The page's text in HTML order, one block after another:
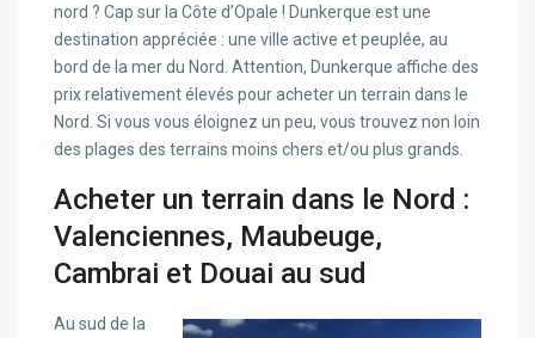
nord ? Cap sur la Côte d’Opale ! Dunkerque est une
destination appréciée : une ville active et peuplée, au
bord de la mer du Nord. Attention, Dunkerque affiche des
prix relativement élevés pour acheter un terrain dans le
Nord. Si vous vous éloignez un peu, vous trouvez non loin
des plages des terrains moins chers et/ou plus grands.
Acheter un terrain dans le Nord :
Valenciennes, Maubeuge,
Cambrai et Douai au sud
Au sud de la